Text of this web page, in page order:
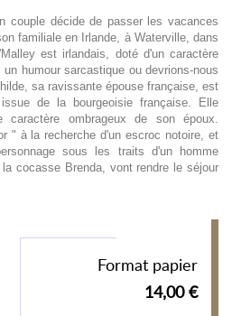
couple décide de passer les vacances
familiale en Irlande, à Waterville, dans
est irlandais, doté d'un caractère
humour sarcastique ou devrions-nous
sa ravissante épouse française, est
de la bourgeoisie française. Elle
caractère ombrageux de son époux.
" à la recherche d'un escroc notoire, et
sous les traits d'un homme
cocasse Brenda, vont rendre le séjour
Format papier
14,00 €